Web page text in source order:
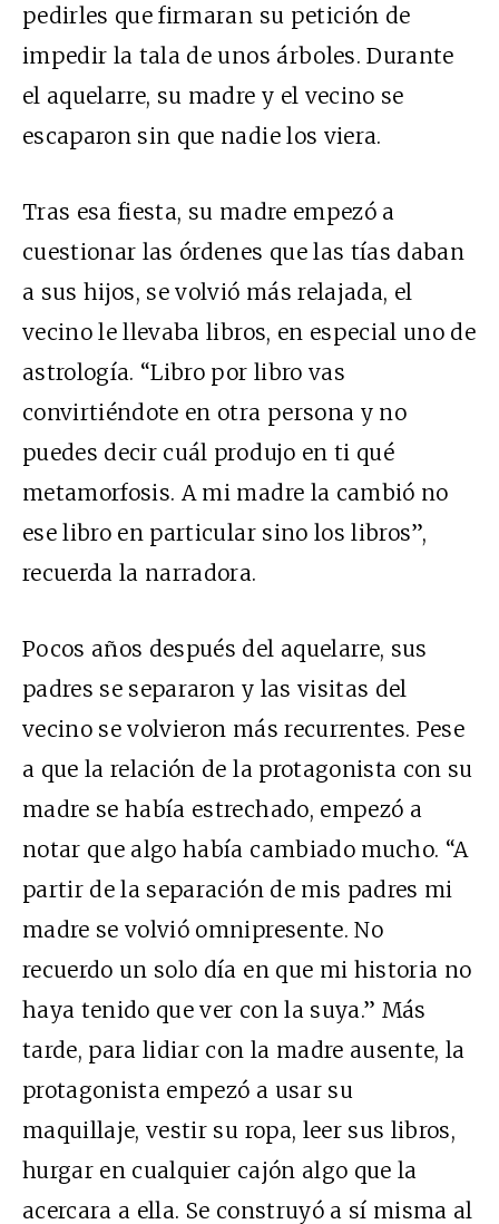
pedirles que firmaran su petición de
impedir la tala de unos árboles. Durante
el aquelarre, su madre y el vecino se
escaparon sin que nadie los viera.
Tras esa fiesta, su madre empezó a
cuestionar las órdenes que las tías daban
a sus hijos, se volvió más relajada, el
vecino le llevaba libros, en especial uno de
astrología. “Libro por libro vas
convirtiéndote en otra persona y no
puedes decir cuál produjo en ti qué
metamorfosis. A mi madre la cambió no
ese libro en particular sino los libros”,
recuerda la narradora.
Pocos años después del aquelarre, sus
padres se separaron y las visitas del
vecino se volvieron más recurrentes. Pese
a que la relación de la protagonista con su
madre se había estrechado, empezó a
notar que algo había cambiado mucho. “A
partir de la separación de mis padres mi
madre se volvió omnipresente. No
recuerdo un solo día en que mi historia no
haya tenido que ver con la suya.” Más
tarde, para lidiar con la madre ausente, la
protagonista empezó a usar su
maquillaje, vestir su ropa, leer sus libros,
hurgar en cualquier cajón algo que la
acercara a ella. Se construyó a sí misma al